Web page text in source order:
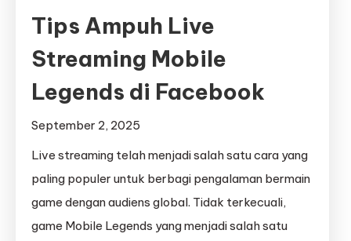
Tips Ampuh Live
Streaming Mobile
Legends di Facebook
September 2, 2025
Live streaming telah menjadi salah satu cara yang
paling populer untuk berbagi pengalaman bermain
game dengan audiens global. Tidak terkecuali,
game Mobile Legends yang menjadi salah satu